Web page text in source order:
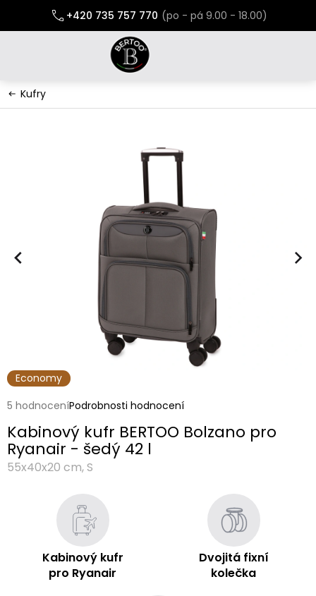
obsah
+420 735 757 770
Kufry
Economy
Průměrné
produktu
je
4,2
z
5 hodnoceníPodrobnosti hodnocení
Kabinový kufr BERTOO Bolzano pro
Ryanair - šedý 42 l
55x40x20 cm, S
Kabinový kufr
pro Ryanair
Dvojitá fixní
kolečka